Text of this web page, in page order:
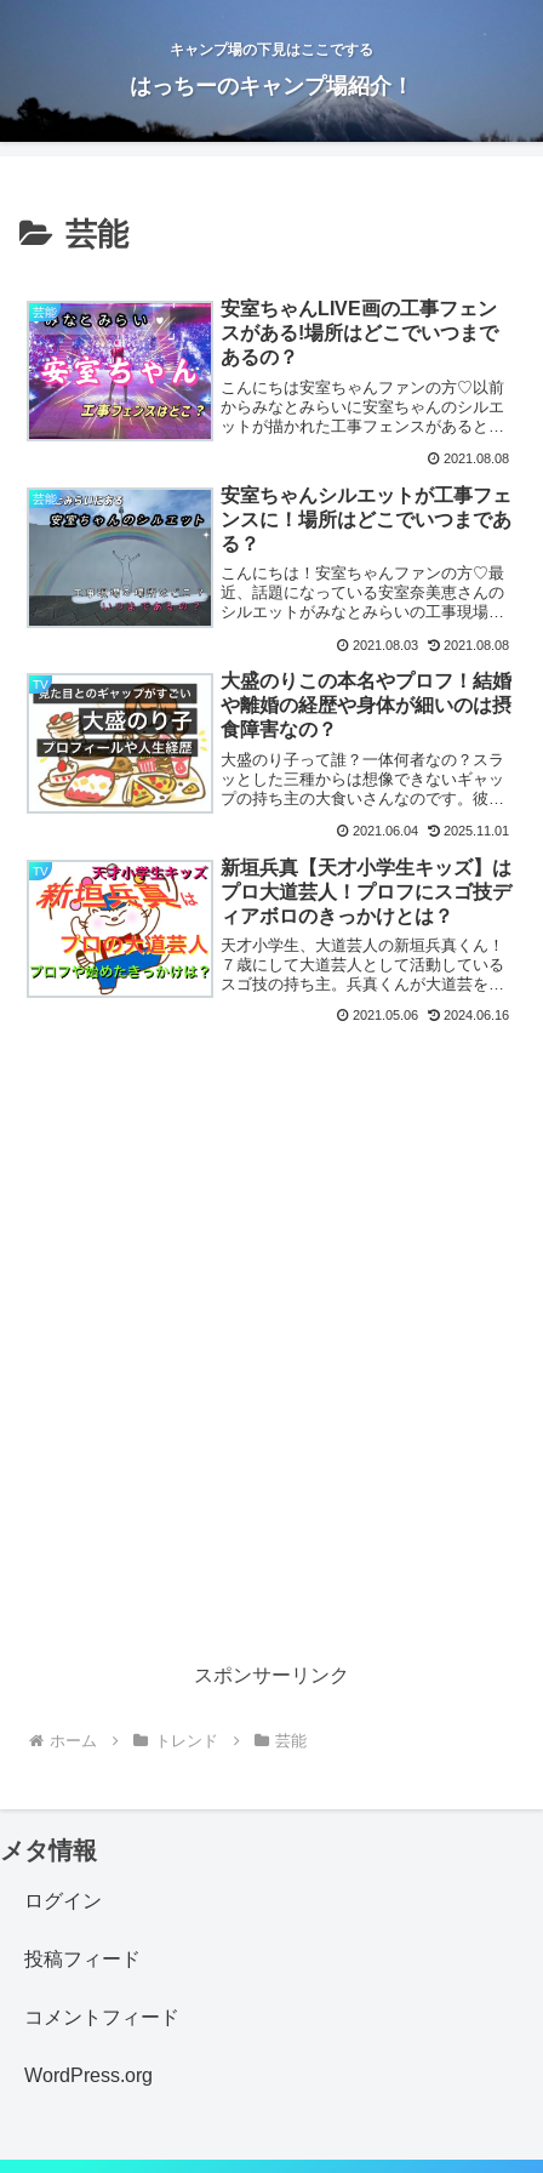
キャンプ場の下見はここでする
はっちーのキャンプ場紹介！
芸能
芸能
安室ちゃんLIVE画の工事フェン
スがある!場所はどこでいつまで
あるの？
こんにちは安室ちゃんファンの方♡以前
からみなとみらいに安室ちゃんのシルエ
ットが描かれた工事フェンスがあると話
ットの他にもあるんです。今回はシルエ
ットではなく安室奈美恵さんのLIVE時の
絵柄と思われるものが...
2021.08.08
芸能
安室ちゃんシルエットが工事フェ
ンスに！場所はどこでいつまであ
る？
こんにちは！安室ちゃんファンの方♡最
近、話題になっている安室奈美恵さんの
シルエットがみなとみらいの工事現場の
ですね！その場所がどこなのか？いつま
で設置されているのか？描かれている種
類などを、ご紹介しちゃい...
2021.08.03 2021.08.08
TV
大盛のりこの本名やプロフ！結婚
や離婚の経歴や身体が細いのは摂
食障害なの？
大盛のり子って誰？一体何者なの？スラ
ッとした三種からは想像できないギャッ
プの持ち主の大食いさんなのです。彼女
になっちゃったので調べましたよ。皆さ
んも気になりますか？要チェックです
よ！
2021.06.04 2025.11.01
TV
新垣兵真【天才小学生キッズ】は
プロ大道芸人！プロフにスゴ技デ
ィアボロのきっかけとは？
天才小学生、大道芸人の新垣兵真くん！
７歳にして大道芸人として活動している
スゴ技の持ち主。兵真くんが大道芸を始
した！驚異の成長を目撃です。
2021.05.06 2024.06.16
スポンサーリンク
ホーム トレンド 芸能
メタ情報
ログイン
投稿フィード
コメントフィード
WordPress.org